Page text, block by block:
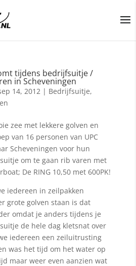
tijdens bedrijfsuitje /
in Scheveningen
14, 2012| Bedrijfsuitje,
zee met lekkere golven en
van 16 personen van UPC
Scheveningen voor hun
om te gaan rib varen met
De RING 10,50 met 600PK!
iedereen in zeilpakken
grote golven staan is dat
omdat je anders tijdens je
de hele dag kletsnat over
iedereen een zeiluitrusting
was het tijd om het water op
maar weer even aanzien wat